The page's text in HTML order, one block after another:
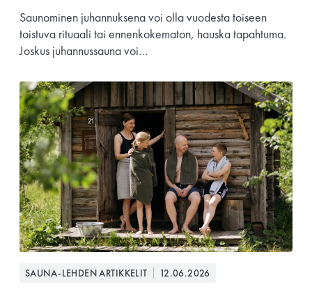
Saunominen juhannuksena voi olla vuodesta toiseen
toistuva rituaali tai ennenkokematon, hauska tapahtuma.
Joskus juhannussauna voi…
SAUNA-LEHDEN ARTIKKELIT 12.06.2026